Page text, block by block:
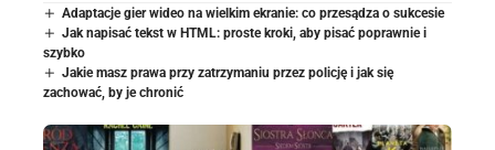
Adaptacje gier wideo na wielkim ekranie: co przesądza o sukcesie
Jak napisać tekst w HTML: proste kroki, aby pisać poprawnie i
szybko
Jakie masz prawa przy zatrzymaniu przez policję i jak się
zachować, by je chronić